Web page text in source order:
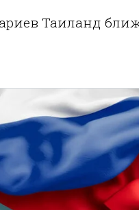
Таиланд